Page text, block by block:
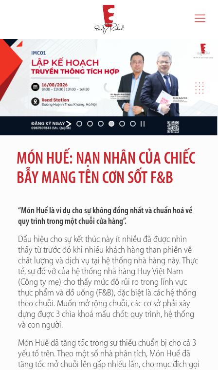
MÓN HUẾ: NẠN NHÂN CỦA CHIẾC
BẪY MANG TÊN CƠN SỐT F&B
“Món Huế là ví dụ cho sự không đồng nhất và chuẩn hoá về
quy trình trong một chuỗi cửa hàng”.
Dấu hiệu cho sự kết thúc này ít nhiều đã được nhìn
thấy từ trước đó khi nhiều khách hàng than phiền về
chất lượng và dịch vụ tại hệ thống nhà hàng này. Thực
tế, sự đổ vỡ của hệ thống nhà hàng Huy Việt Nam
(Công ty mẹ) cho thấy mức độ rủi ro trong lĩnh vực
thực phẩm và đồ uống (F&B), đặc biệt là các hệ thống
theo chuỗi. Muốn mở rộng chuỗi, các cơ sở phải xây
dựng được 3 chìa khoá mấu chốt: quy trình, hệ thống
và con người.
Món Huế đã tăng tốc trong sự thiếu chuẩn bị cho cả 3
yếu tố trên. Theo một số nhà phân tích, Món Huế đã
tăng tốc mở chuỗi lên gấp nhiều lần, cho mục đích gọi